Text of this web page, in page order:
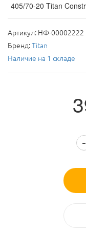
405/70-20 Titan
Артикул: НФ-00002222
Бренд:Titan
Наличие на 1 складе
-